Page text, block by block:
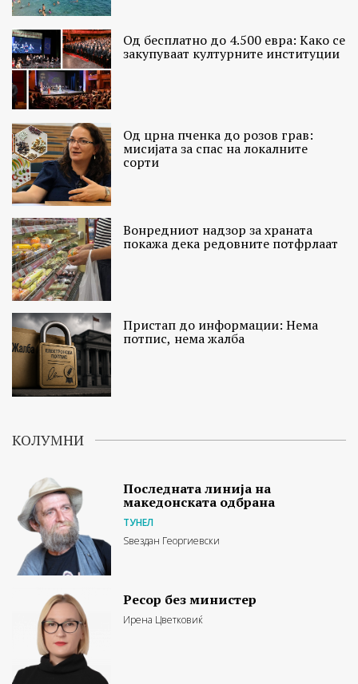
Од бесплатно до 4.500 евра: Како се
закупуваат културните институции
Од црна пченка до розов грав:
мисијата за спас на локалните
сорти
Вонредниот надзор за храната
покажа дека редовните потфрлаат
Пристап до информации: Нема
потпис, нема жалба
КОЛУМНИ
Последната линија на
македонската одбрана
ТУНЕЛ
Ѕвездан Георгиевски
Ресор без министер
Ирена Цветковиќ